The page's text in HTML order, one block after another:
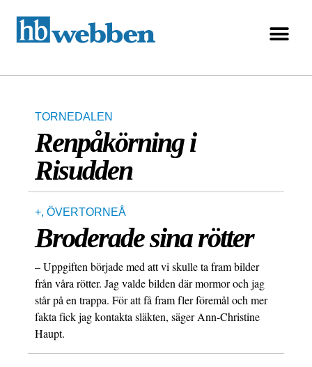
TORNEDALEN
Renpåkörning i
Risudden
+, ÖVERTORNEÅ
Broderade sina rötter
– Uppgiften började med att vi skulle ta fram bilder
från våra rötter. Jag valde bilden där mormor och jag
står på en trappa. För att få fram fler föremål och mer
fakta fick jag kontakta släkten, säger Ann-Christine
Haupt.